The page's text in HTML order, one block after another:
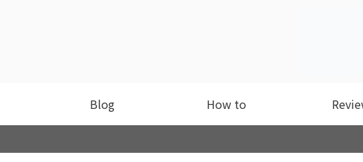
Blog How to